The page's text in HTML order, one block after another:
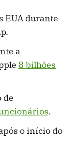
EUA durante
a
8 bilhões
de
.
o início do